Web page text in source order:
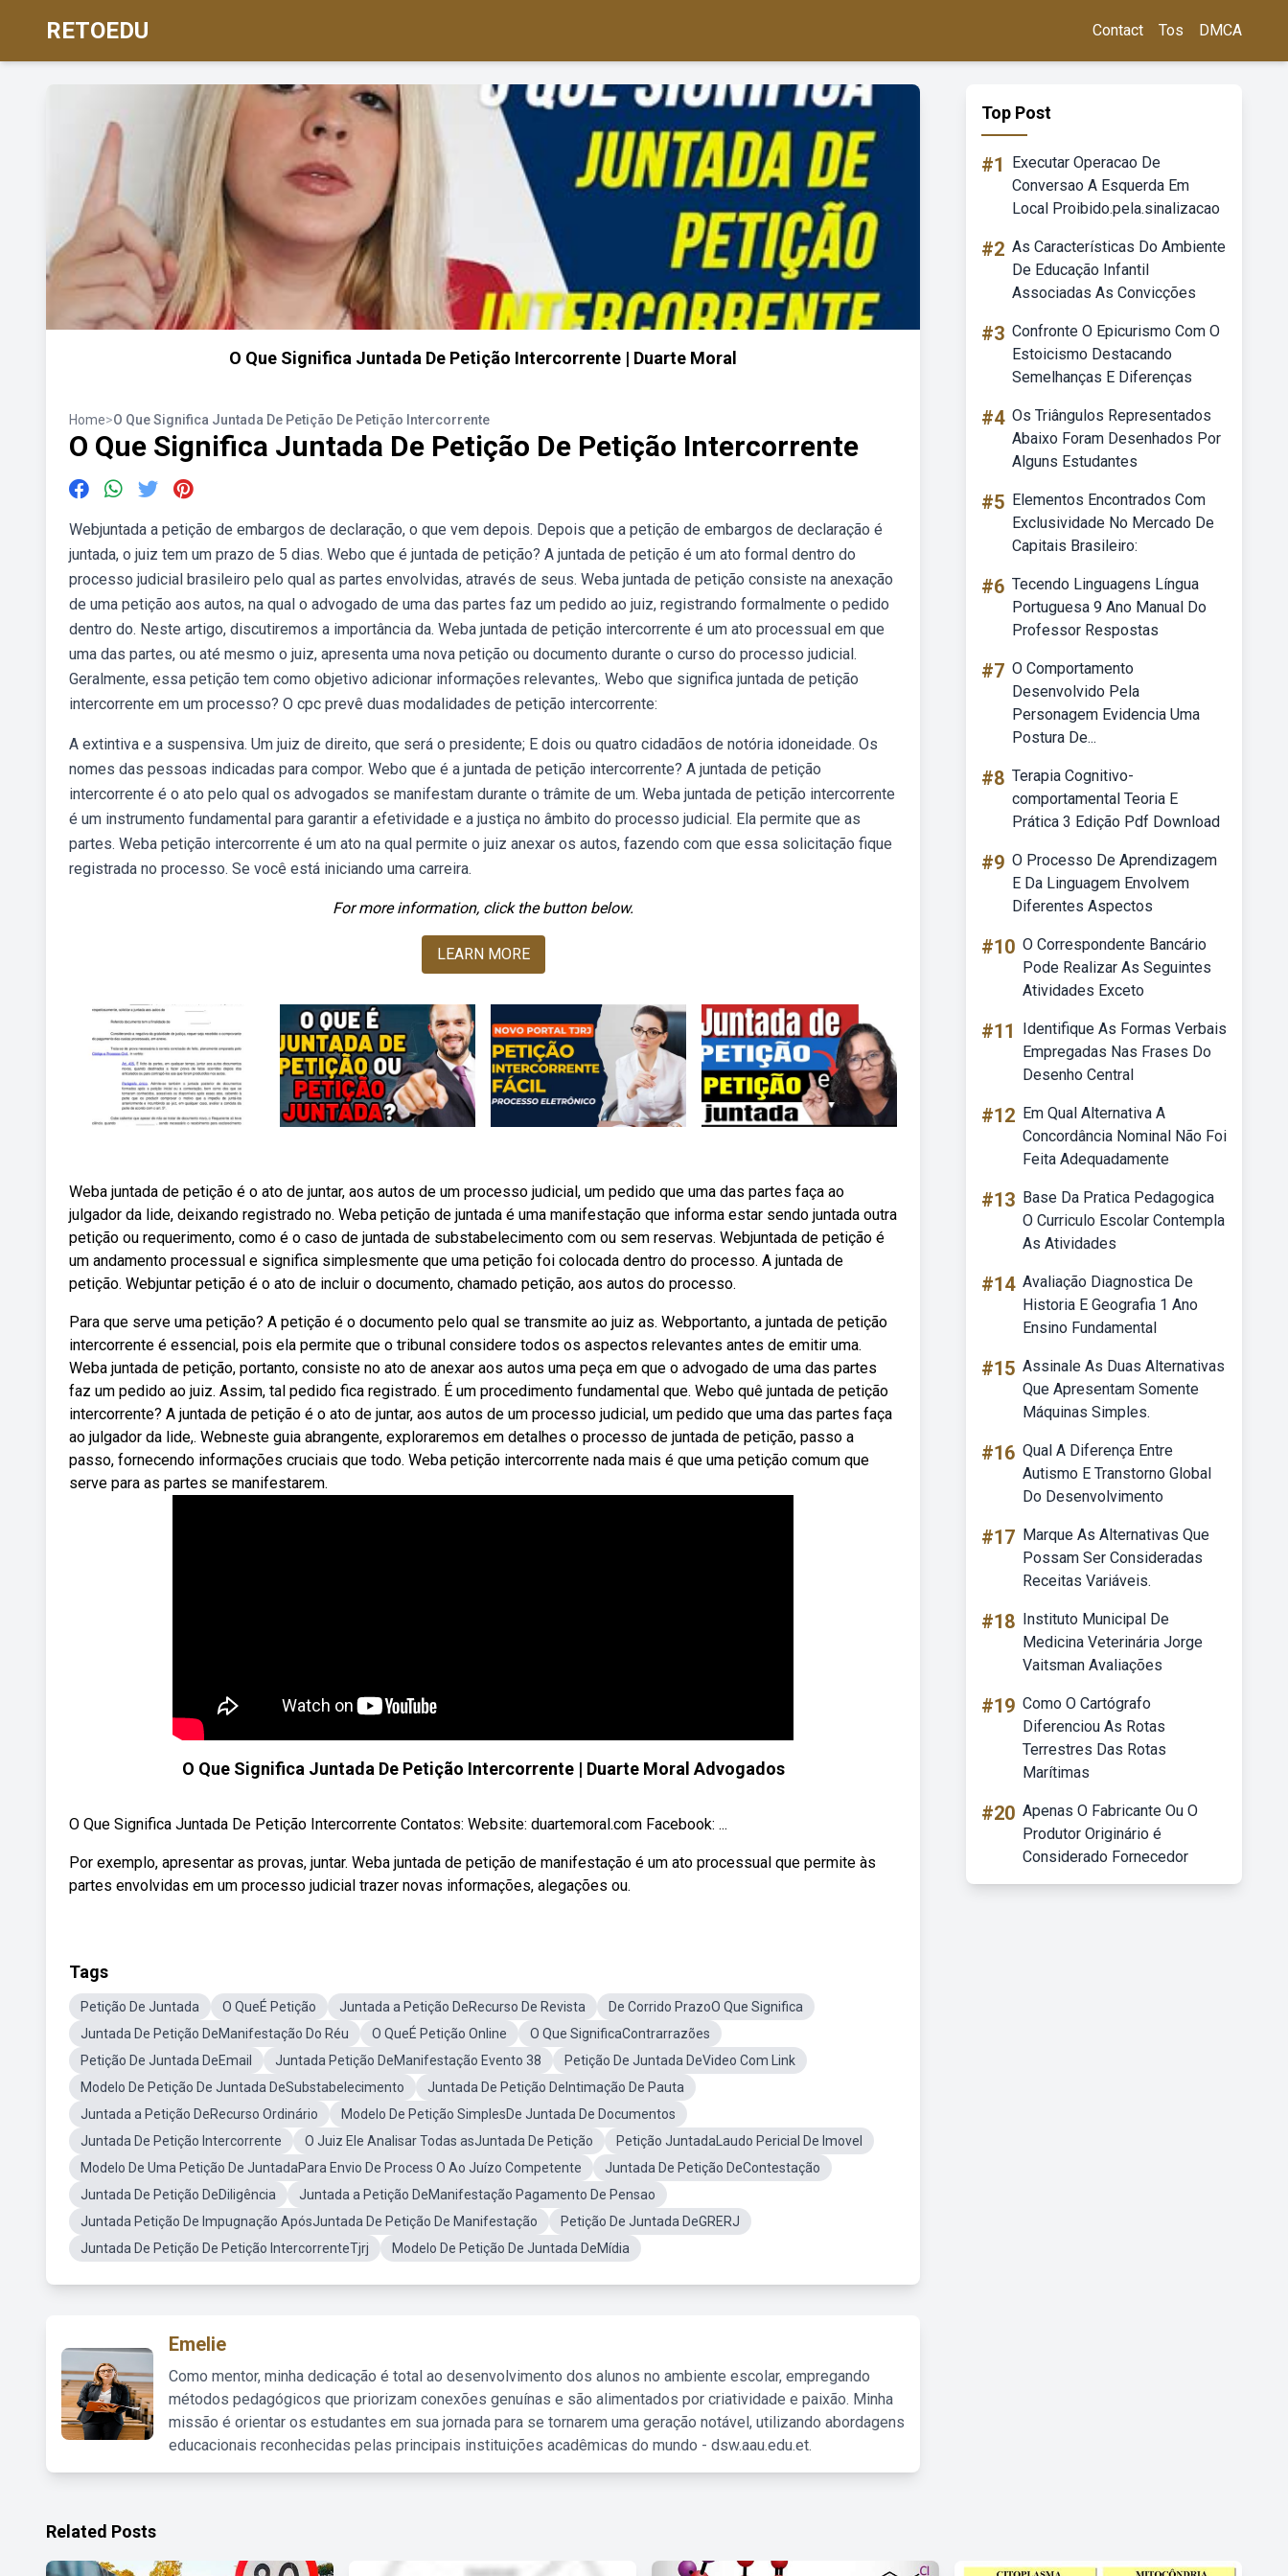
RETOEDU Contact Tos DMCA
O Que Significa Juntada De Petição Intercorrente | Duarte Moral
Home>O Que Significa Juntada De Petição De Petição Intercorrente
O Que Significa Juntada De Petição De Petição Intercorrente
Webjuntada a petição de embargos de declaração, o que vem depois. Depois que a petição de embargos de declaração é
juntada, o juiz tem um prazo de 5 dias. Webo que é juntada de petição? A juntada de petição é um ato formal dentro do
processo judicial brasileiro pelo qual as partes envolvidas, através de seus. Weba juntada de petição consiste na anexação
de uma petição aos autos, na qual o advogado de uma das partes faz um pedido ao juiz, registrando formalmente o pedido
dentro do. Neste artigo, discutiremos a importância da. Weba juntada de petição intercorrente é um ato processual em que
uma das partes, ou até mesmo o juiz, apresenta uma nova petição ou documento durante o curso do processo judicial.
Geralmente, essa petição tem como objetivo adicionar informações relevantes,. Webo que significa juntada de petição
intercorrente em um processo? O cpc prevê duas modalidades de petição intercorrente:
A extintiva e a suspensiva. Um juiz de direito, que será o presidente; E dois ou quatro cidadãos de notória idoneidade. Os
nomes das pessoas indicadas para compor. Webo que é a juntada de petição intercorrente? A juntada de petição
intercorrente é o ato pelo qual os advogados se manifestam durante o trâmite de um. Weba juntada de petição intercorrente
é um instrumento fundamental para garantir a efetividade e a justiça no âmbito do processo judicial. Ela permite que as
partes. Weba petição intercorrente é um ato na qual permite o juiz anexar os autos, fazendo com que essa solicitação fique
registrada no processo. Se você está iniciando uma carreira.
For more information, click the button below.
LEARN MORE
Weba juntada de petição é o ato de juntar, aos autos de um processo judicial, um pedido que uma das partes faça ao
julgador da lide, deixando registrado no. Weba petição de juntada é uma manifestação que informa estar sendo juntada outra
petição ou requerimento, como é o caso de juntada de substabelecimento com ou sem reservas. Webjuntada de petição é
um andamento processual e significa simplesmente que uma petição foi colocada dentro do processo. A juntada de
petição. Webjuntar petição é o ato de incluir o documento, chamado petição, aos autos do processo.
Para que serve uma petição? A petição é o documento pelo qual se transmite ao juiz as. Webportanto, a juntada de petição
intercorrente é essencial, pois ela permite que o tribunal considere todos os aspectos relevantes antes de emitir uma.
Weba juntada de petição, portanto, consiste no ato de anexar aos autos uma peça em que o advogado de uma das partes
faz um pedido ao juiz. Assim, tal pedido fica registrado. É um procedimento fundamental que. Webo quê juntada de petição
intercorrente? A juntada de petição é o ato de juntar, aos autos de um processo judicial, um pedido que uma das partes faça
ao julgador da lide,. Webneste guia abrangente, exploraremos em detalhes o processo de juntada de petição, passo a
passo, fornecendo informações cruciais que todo. Weba petição intercorrente nada mais é que uma petição comum que
serve para as partes se manifestarem.
O Que Significa Juntada De Petição Intercorrente | Duarte Moral Advogados
O Que Significa Juntada De Petição Intercorrente Contatos: Website: duartemoral.com​​ Facebook: ...
Por exemplo, apresentar as provas, juntar. Weba juntada de petição de manifestação é um ato processual que permite às
partes envolvidas em um processo judicial trazer novas informações, alegações ou.
Tags
Petição De Juntada O QueÉ Petição Juntada a Petição DeRecurso De Revista
De Corrido PrazoO Que Significa
Juntada De Petição DeManifestação Do Réu
O QueÉ Petição Online
O Que SignificaContrarrazões
Petição De Juntada DeEmail
Juntada Petição DeManifestação Evento 38
Petição De Juntada DeVideo Com Link
Modelo De Petição De Juntada DeSubstabelecimento
Juntada De Petição DeIntimação De Pauta
Juntada a Petição DeRecurso Ordinário
Modelo De Petição SimplesDe Juntada De Documentos
Juntada De Petição Intercorrente
O Juiz Ele Analisar Todas asJuntada De Petição
Petição JuntadaLaudo Pericial De Imovel
Modelo De Uma Petição De JuntadaPara Envio De Process O Ao Juízo Competente
Juntada De Petição DeContestação
Juntada De Petição DeDiligência
Juntada a Petição DeManifestação Pagamento De Pensao
Juntada Petição De Impugnação ApósJuntada De Petição De Manifestação
Petição De Juntada DeGRERJ
Juntada De Petição De Petição IntercorrenteTjrj
Modelo De Petição De Juntada DeMídia
Emelie
Como mentor, minha dedicação é total ao desenvolvimento dos alunos no ambiente escolar, empregando
métodos pedagógicos que priorizam conexões genuínas e são alimentados por criatividade e paixão. Minha
missão é orientar os estudantes em sua jornada para se tornarem uma geração notável, utilizando abordagens
educacionais reconhecidas pelas principais instituições acadêmicas do mundo - dsw.aau.edu.et.
Top Post
#1
Executar Operacao De
Conversao A Esquerda Em
Local Proibido.pela.sinalizacao
#2 As Características Do Ambiente
De Educação Infantil
Associadas As Convicções
#3 Confronte O Epicurismo Com O
Estoicismo Destacando
Semelhanças E Diferenças
#4 Os Triângulos Representados
Abaixo Foram Desenhados Por
Alguns Estudantes
#5 Elementos Encontrados Com
Exclusividade No Mercado De
Capitais Brasileiro:
#6 Tecendo Linguagens Língua
Portuguesa 9 Ano Manual Do
Professor Respostas
#7 O Comportamento
Desenvolvido Pela
Personagem Evidencia Uma
Postura De...
#8 Terapia Cognitivo-
comportamental Teoria E
Prática 3 Edição Pdf Download
#9 O Processo De Aprendizagem
E Da Linguagem Envolvem
Diferentes Aspectos
#10 O Correspondente Bancário
Pode Realizar As Seguintes
Atividades Exceto
#11
Identifique As Formas Verbais
Empregadas Nas Frases Do
Desenho Central
#12 Em Qual Alternativa A
Concordância Nominal Não Foi
Feita Adequadamente
#13 Base Da Pratica Pedagogica
O Curriculo Escolar Contempla
As Atividades
#14 Avaliação Diagnostica De
Historia E Geografia 1 Ano
Ensino Fundamental
#15 Assinale As Duas Alternativas
Que Apresentam Somente
Máquinas Simples.
#16 Qual A Diferença Entre
Autismo E Transtorno Global
Do Desenvolvimento
#17 Marque As Alternativas Que
Possam Ser Consideradas
Receitas Variáveis.
#18 Instituto Municipal De
Medicina Veterinária Jorge
Vaitsman Avaliações
#19 Como O Cartógrafo
Diferenciou As Rotas
Terrestres Das Rotas
Marítimas
#20 Apenas O Fabricante Ou O
Produtor Originário é
Considerado Fornecedor
Related Posts